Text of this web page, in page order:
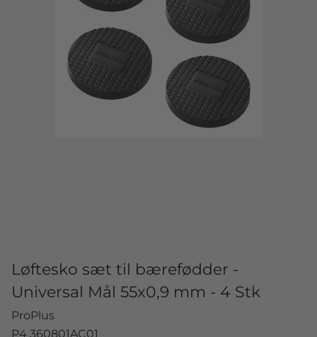
Løftesko sæt til bærefødder -
Universal Mål 55x0,9 mm - 4 Stk
ProPlus
P4 360801AC01